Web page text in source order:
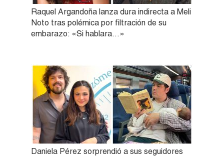
Raquel Argandoña lanza dura indirecta a Meli
Noto tras polémica por filtración de su
embarazo: «Si hablara…»
Daniela Pérez sorprendió a sus seguidores